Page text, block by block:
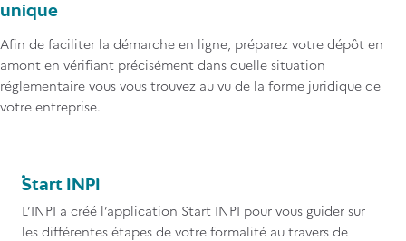
unique
Afin de faciliter la démarche en ligne, préparez votre dépôt en
amont en vérifiant précisément dans quelle situation
réglementaire vous vous trouvez au vu de la forme juridique de
votre entreprise.
Titre
Start INPI
Contenu
L’INPI a créé l’application Start INPI pour vous guider sur
les différentes étapes de votre formalité au travers de